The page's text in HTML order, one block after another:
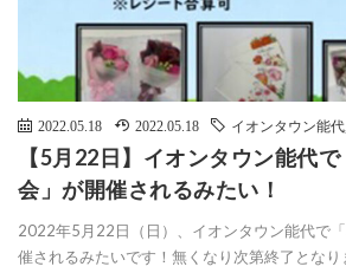
2022.05.18 2022.05.18 イオンタウン能代
【5月22日】イオンタウン能代
会」が開催されるみたい！
2022年5月22日（日）、イオンタウン能代で
催されるみたいです！無くなり次第終了となり